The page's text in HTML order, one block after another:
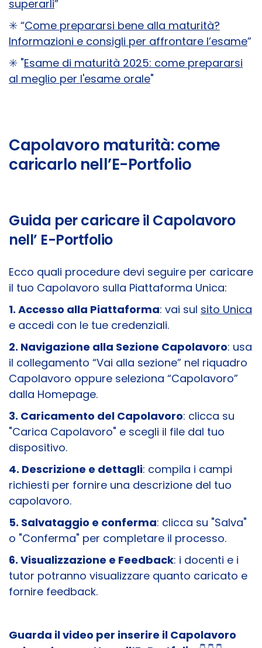
superarli”
✳️ “Come prepararsi bene alla maturità?
Informazioni e consigli per affrontare l’esame”
✳️ "Esame di maturità 2025: come prepararsi
al meglio per l'esame orale"
Capolavoro maturità: come
caricarlo nell’E-Portfolio
Guida per caricare il Capolavoro
nell’ E-Portfolio
Ecco quali procedure devi seguire per caricare
il tuo Capolavoro sulla Piattaforma Unica:
1. Accesso alla Piattaforma: vai sul sito Unica
e accedi con le tue credenziali.
2. Navigazione alla Sezione Capolavoro: usa
il collegamento “Vai alla sezione” nel riquadro
Capolavoro oppure seleziona “Capolavoro”
dalla Homepage.
3. Caricamento del Capolavoro: clicca su
"Carica Capolavoro" e scegli il file dal tuo
dispositivo.
4. Descrizione e dettagli: compila i campi
richiesti per fornire una descrizione del tuo
capolavoro.
5. Salvataggio e conferma: clicca su "Salva"
o "Conferma" per completare il processo.
6. Visualizzazione e Feedback: i docenti e i
tutor potranno visualizzare quanto caricato e
fornire feedback.
Guarda il video per inserire il Capolavoro